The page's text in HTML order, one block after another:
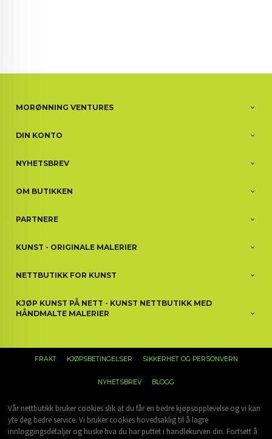
MORØNNING VENTURES
DIN KONTO
NYHETSBREV
OM BUTIKKEN
PARTNERE
KUNST - ORIGINALE MALERIER
NETTBUTIKK FOR KUNST
KJØP KUNST PÅ NETT - KUNST NETTBUTIKK MED
HÅNDMALTE MALERIER
FRAKT KJØPSBETINGELSER SIKKERHET OG PERSONVERN
NYHETSBREV BLOGG
Vår nettbutikk bruker cookies slik at du får en bedre kjøpsopplevelse og vi kan
yte deg bedre service. Vi bruker cookies hovedsaklig til å lagre
innloggingsdetaljer og huske hva du har puttet i handlekurven din. Fortsett å